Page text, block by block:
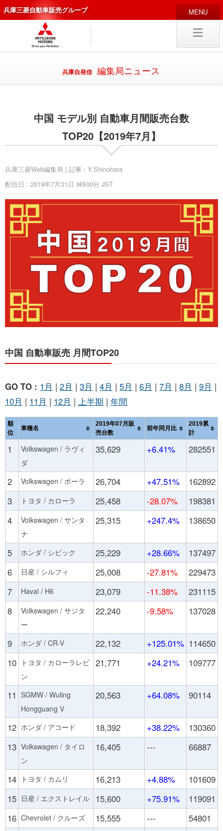
兵庫三菱自動車販売グループ
HOME 販売店
新車 中古・カスタム車
情報 キャリア採用
試乗予約
お問い合わせ
兵庫自発信 編集局ニュース
中国 モデル別 自動車月間販売台数
TOP20【2019年7月】
兵庫三菱Web編集局 | 記事 : Y.Shinohara
配信日 : 2019年7月31日 9時00分 JST
中国 自動車販売 月間TOP20
GO TO : 1月 | 2月 | 3月 | 4月 | 5月 | 6月 | 7月 | 8月 | 9月 |
10月 | 11月 | 12月 | 上半期 | 年間
順
位
車種名
2019年07月販
売台数
前年同月比
2019累
計
1
Volkswagen / ラヴィ
ダ
35,629 +6.41% 282551
2 Volkswagen / ボーラ 26,704 +47.51%
162892
3
トヨタ / カローラ 25,458 -28.07%
198381
4
Volkswagen / サンタ
ナ
25,315 +247.4% 138650
5 ホンダ / シビック 25,229 +28.66%
137497
6
日産 / シルフィ 25,008 -27.81%
229473
7
Haval / H6 23,079 -11.38%
231115
8
Volkswagen / サジタ
ー
22,240 -9.58% 137028
9 ホンダ / CR-V 22,132 +125.01% 114650
10
トヨタ / カローラレビ
ン
21,771 +24.21% 109777
11 SGMW / Wuling
Hongguang V
20,563 +64.08% 90114
12 ホンダ / アコード 18,392 +38.22%
130360
13 Volkswagen / タイロ
ン
16,405 --- 66887
14 トヨタ / カムリ 16,213 +4.88%
101609
15 日産 / エクストレイル 15,600 +75.91%
119091
16 Chevrolet / クルーズ 15,555 ---
54801